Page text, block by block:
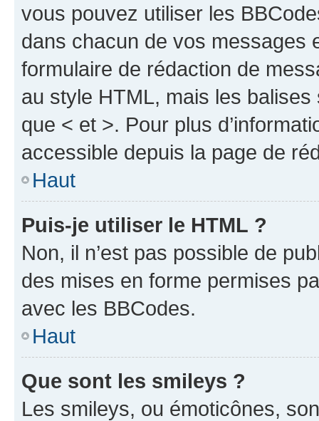
vous pouvez utiliser les
dans chacun de vos messages
formulaire de rédaction de
au style HTML, mais les
que < et >. Pour plus
accessible depuis la page de
Haut
Puis-je utiliser le HTML ?
Non, il n’est pas possible de
des mises en forme permises
avec les BBCodes.
Haut
Que sont les smileys ?
Les smileys, ou émoticônes,